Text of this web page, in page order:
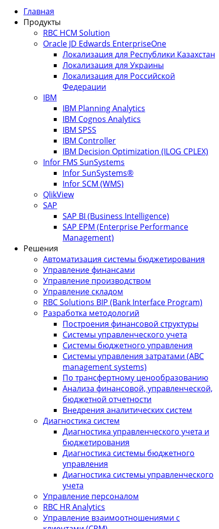
Главная
Продукты
RBC HCM Solution
Oracle JD Edwards EnterpriseOne
Локализация для Республики Казахстан
Локализация для Украины
Локализация для Российской
Федерации
IBM
IBM Planning Analytics
IBM Cognos Analytics
IBM SPSS
IBM Controller
IBM Decision Optimization (ILOG CPLEX)
Infor FMS SunSystems
Infor SunSystems®
Infor SCM (WMS)
QlikView
SAP
SAP BI (Business Intelligence)
SAP EPM (Enterprise Performance
Management)
Решения
Автоматизация системы бюджетирования
Управление финансами
Управление производством
Управление складом
RBC Solutions BIP (Bank Interface Program)
Разработка методологий
Построения финансовой структуры
Системы управленческого учета
Системы бюджетного управления
Системы управления затратами (АBC
management systems)
По трансфертному ценообразованию
Анализа финансовой, управленческой,
бюджетной отчетности
Внедрения аналитических систем
Диагностика систем
Диагностика управленческого учета и
бюджетирования
Диагностика системы бюджетного
управления
Диагностика системы управленческого
учета
Управление персоналом
RBC HR Аnalytics
Управление взаимоотношениями с